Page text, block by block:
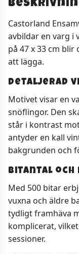
Castorland
avbildar en varg i
på 47 x 33 cm
att lägga.
Detaljerad
Motivet visar en
snöflingor. Den
står i kontrast
antyder en kall
bakgrunden och
Bitantal och
Med 500 bitar
vuxna och äldre
tydligt framhäva
komplicerat,
sessioner.